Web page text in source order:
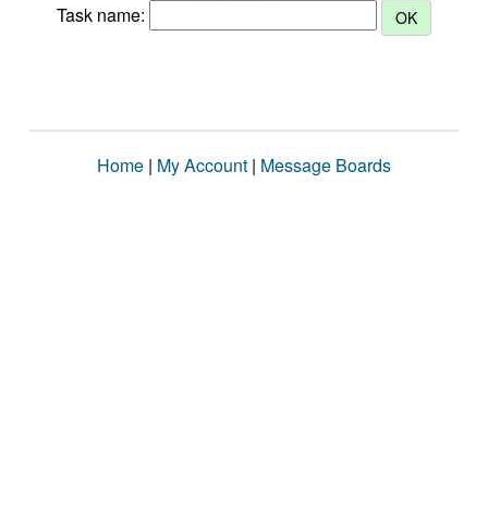
Task name:
Home | My Account | Message Boards